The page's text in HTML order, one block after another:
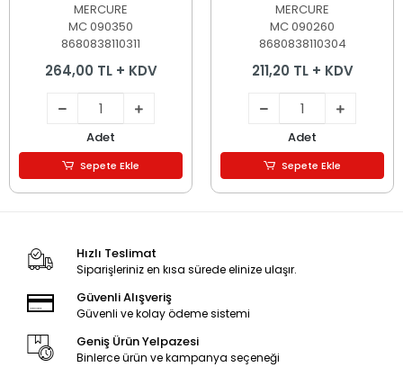
MERCURE
MC 090350
8680838110311
264,00 TL + KDV
Adet
Sepete Ekle
MERCURE
MC 090260
8680838110304
211,20 TL + KDV
Adet
Sepete Ekle
Hızlı Teslimat
Siparişleriniz en kısa sürede elinize ulaşır.
Güvenli Alışveriş
Güvenli ve kolay ödeme sistemi
Geniş Ürün Yelpazesi
Binlerce ürün ve kampanya seçeneği